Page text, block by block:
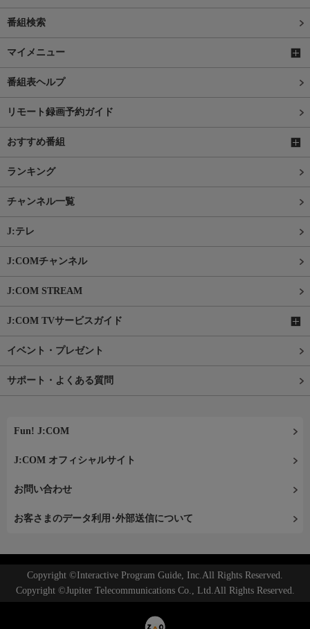
番組検索
マイメニュー
番組表ヘルプ
リモート録画予約ガイド
おすすめ番組
ランキング
チャンネル一覧
J:テレ
J:COMチャンネル
J:COM STREAM
J:COM TVサービスガイド
イベント・プレゼント
サポート・よくある質問
Fun! J:COM
J:COM オフィシャルサイト
お問い合わせ
お客さまのデータ利用･外部送信について
Copyright ©Interactive Program Guide, Inc.All Rights Reserved.
Copyright ©Jupiter Telecommunications Co., Ltd.All Rights Reserved.